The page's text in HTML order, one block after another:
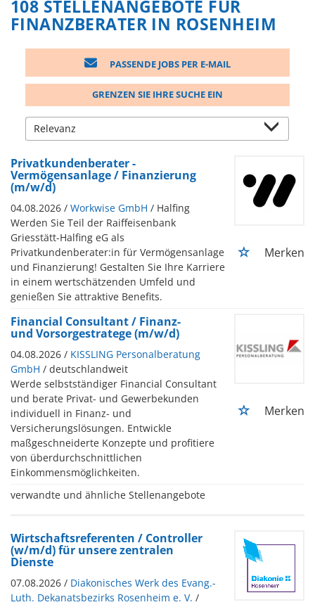
108 STELLENANGEBOTE FÜR
FINANZBERATER IN ROSENHEIM
PASSENDE JOBS PER E-MAIL
GRENZEN SIE IHRE SUCHE EIN
Privatkundenberater -
Vermögensanlage / Finanzierung
(m/w/d)
04.08.2026 / Workwise GmbH / Halfing
Werden Sie Teil der Raiffeisenbank
Griesstätt-Halfing eG als
Privatkundenberater:in für Vermögensanlage
und Finanzierung! Gestalten Sie Ihre Karriere
in einem wertschätzenden Umfeld und
genießen Sie attraktive Benefits.
Merken
Financial Consultant / Finanz-
und Vorsorgestratege (m/w/d)
04.08.2026 / KISSLING Personalberatung
GmbH / deutschlandweit
Werde selbstständiger Financial Consultant
und berate Privat- und Gewerbekunden
individuell in Finanz- und
Versicherungslösungen. Entwickle
maßgeschneiderte Konzepte und profitiere
von überdurchschnittlichen
Einkommensmöglichkeiten.
Merken
verwandte und ähnliche Stellenangebote
Wirtschaftsreferenten / Controller
(w/m/d) für unsere zentralen
Dienste
07.08.2026 / Diakonisches Werk des Evang.-
Luth. Dekanatsbezirks Rosenheim e. V. /